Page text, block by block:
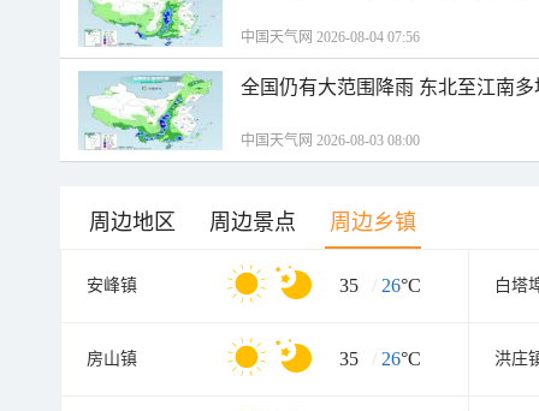
中国天气网 2026-08-04 07:56
全国仍有大范围降雨 东北至江南
中国天气网 2026-08-03 08:00
周边地区 周边景点 周边乡镇
安峰镇 35 / 26°C 白塔
房山镇 35 / 26°C 洪庄